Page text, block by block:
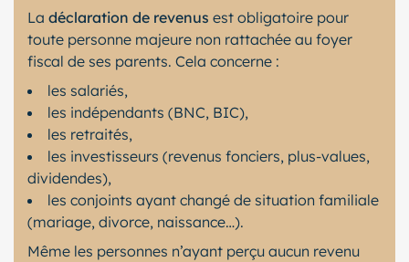
La déclaration de revenus est obligatoire pour
toute personne majeure non rattachée au foyer
fiscal de ses parents. Cela concerne :
les salariés,
les indépendants (BNC, BIC),
les retraités,
les investisseurs (revenus fonciers, plus-values,
dividendes),
les conjoints ayant changé de situation familiale
(mariage, divorce, naissance…).
Même les personnes n’ayant perçu aucun revenu